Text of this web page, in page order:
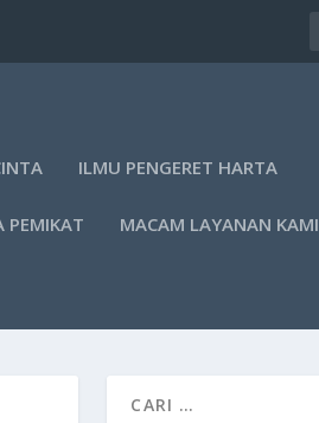
ILMU PENGERET HARTA
PEMIKAT MACAM LAYANAN KAMI